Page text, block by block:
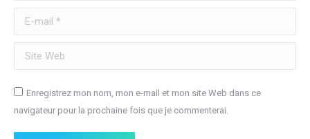
E-mail *
Site Web
Enregistrez mon nom, mon e-mail et mon site Web dans ce
navigateur pour la prochaine fois que je commenterai.